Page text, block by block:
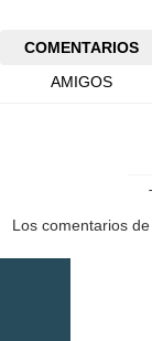
COMENTARIOS
AMIGOS
Los comentarios